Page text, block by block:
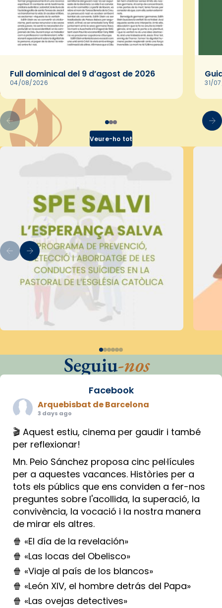
Full dominical del 9 d’agost de 2026
04/08/2026 31/
Veure-ho tot
Seguiu-nos
Facebook
Arquebisbat de Barcelona
3 days ago
🎬 Aquest estiu, cinema per gaudir i també
per reflexionar!
Mn. Peio Sánchez proposa cinc pel·lícules
per a aquestes vacances. Històries per a
tots els públics que ens conviden a fer-nos
preguntes sobre l'acollida, la superació, la
convivència, la vocació i la nostra manera
de mirar els altres.
🍿 «El día de la revelación»
🍿 «Las locas del Obelisco»
🍿 «Viaje al país de los blancos»
🍿 «León XIV, el hombre detrás del Papa»
🍿 «Las ovejas detectives»